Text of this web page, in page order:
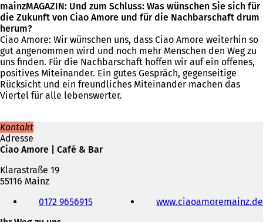
mainzMAGAZIN: Und zum Schluss: Was wünschen Sie sich für
die Zukunft von Ciao Amore und für die Nachbarschaft drum
herum?
Ciao Amore: Wir wünschen uns, dass Ciao Amore weiterhin so
gut angenommen wird und noch mehr Menschen den Weg zu
uns finden. Für die Nachbarschaft hoffen wir auf ein offenes,
positives Miteinander. Ein gutes Gespräch, gegenseitige
Rücksicht und ein freundliches Miteinander machen das
Viertel für alle lebenswerter.
Kontakt
Adresse
Ciao Amore | Café & Bar
Klarastraße 19
55116 Mainz
Fax
0172 9656915
www.ciaoamoremainz.de